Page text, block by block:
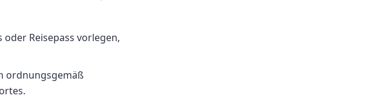
Reisepass vorlegen,
ordnungsgemäß